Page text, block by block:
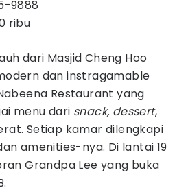
9888
ribu
dari Masjid Cheng Hoo
dan instragamable
Restaurant yang
menu dari snack, dessert,
Setiap kamar dilengkapi
amenities-nya. Di lantai 19
Grandpa Lee yang buka